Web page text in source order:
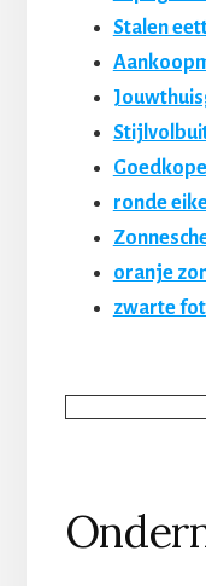
Stalen
ronde
oranje
zwarte